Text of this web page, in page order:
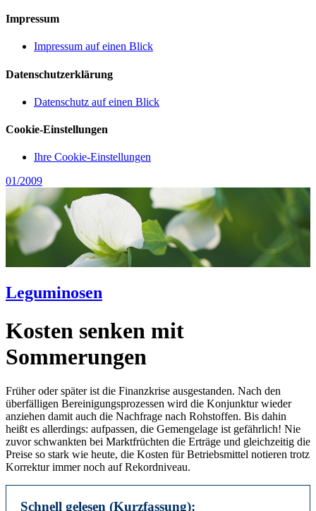
Impressum
Impressum auf einen Blick
Datenschutzerklärung
Datenschutz auf einen Blick
Cookie-Einstellungen
Ihre Cookie-Einstellungen
01/2009
Leguminosen
Kosten senken mit
Sommerungen
Früher oder später ist die Finanzkrise ausgestanden. Nach den
überfälligen Bereinigungsprozessen wird die Konjunktur wieder
anziehen damit auch die Nachfrage nach Rohstoffen. Bis dahin
heißt es allerdings: aufpassen, die Gemengelage ist gefährlich! Nie
zuvor schwankten bei Marktfrüchten die Erträge und gleichzeitig die
Preise so stark wie heute, die Kosten für Betriebsmittel notieren trotz
Korrektur immer noch auf Rekordniveau.
Schnell gelesen (Kurzfassung):